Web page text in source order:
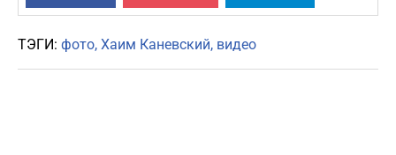
ТЭГИ: фото Хаим Каневский видео